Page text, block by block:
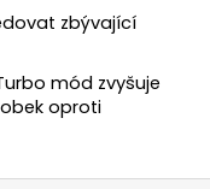
zbývající
mód zvyšuje
oproti